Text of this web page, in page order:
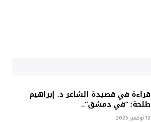
قراءة في قصيدة الشاعر د. إبراهيم
طلحة: “في دمشق”..
12 نوفمبر 2025